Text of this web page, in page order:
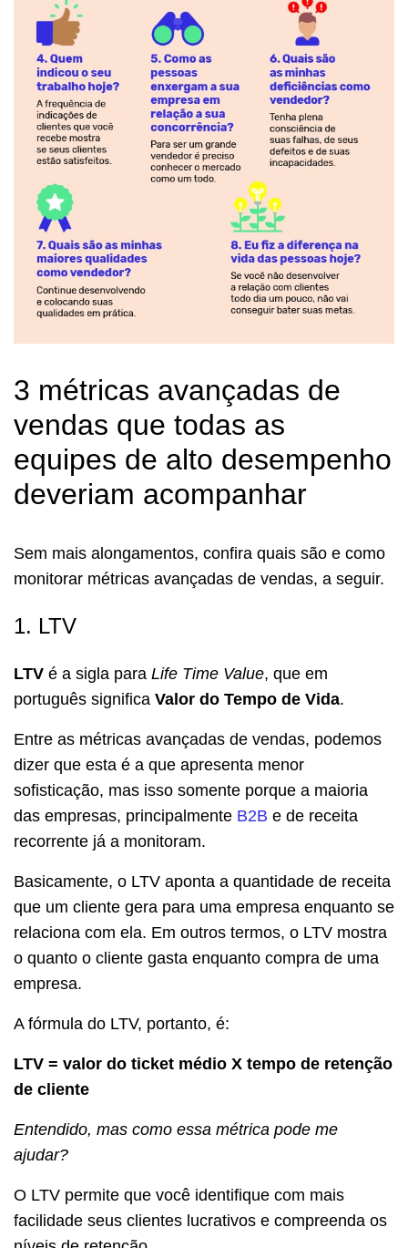
3 métricas avançadas de
vendas que todas as
equipes de alto desempenho
deveriam acompanhar
Sem mais alongamentos, confira quais são e como
monitorar métricas avançadas de vendas, a seguir.
1. LTV
LTV é a sigla para Life Time Value, que em
português significa Valor do Tempo de Vida.
Entre as métricas avançadas de vendas, podemos
dizer que esta é a que apresenta menor
sofisticação, mas isso somente porque a maioria
das empresas, principalmente B2B e de receita
recorrente já a monitoram.
Basicamente, o LTV aponta a quantidade de receita
que um cliente gera para uma empresa enquanto se
relaciona com ela. Em outros termos, o LTV mostra
o quanto o cliente gasta enquanto compra de uma
empresa.
A fórmula do LTV, portanto, é:
LTV = valor do ticket médio X tempo de retenção
de cliente
Entendido, mas como essa métrica pode me
ajudar?
O LTV permite que você identifique com mais
facilidade seus clientes lucrativos e compreenda os